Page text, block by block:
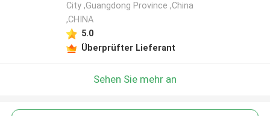
Hinterlass eine Nachricht
City ,Guangdong Province ,China
,CHINA
5.0
Überprüfter Lieferant
Sehen Sie mehr an